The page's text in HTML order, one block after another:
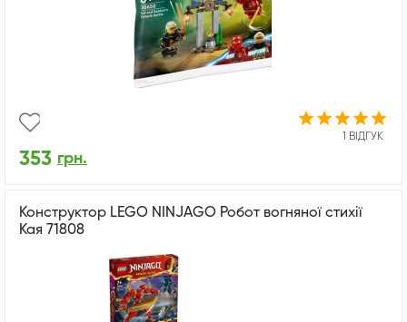
1 ВІДГУК
353 грн.
Конструктор LEGO NINJAGO Робот вогняної стихії
Кая 71808